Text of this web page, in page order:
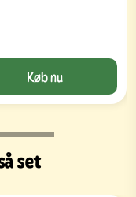
Køb nu
set